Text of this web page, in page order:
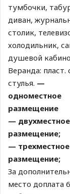
тумбочки,
диван,
столик,
холодильник,
душевой
Веранда: пласт.
стулья. —
одноместное
размещение
— двухместное
размещение;
— трехместное
размещение;
За
место доплата